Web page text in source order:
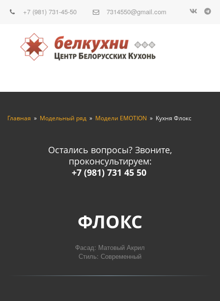
+7 (981) 731-45-50 7314550@gmail.com
Главная » Модельный ряд » Модели EMOTION »  Кухня Флокс
Остались вопросы? Звоните,
проконсультируем:
+7 (981) 731 45 50
ФЛОКС
Фасад: Матовый Акрил
Стиль: Современный